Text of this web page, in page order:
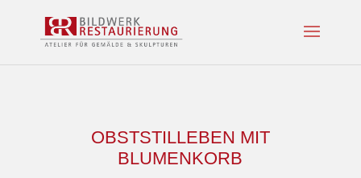
OBSTSTILLEBEN MIT
BLUMENKORB